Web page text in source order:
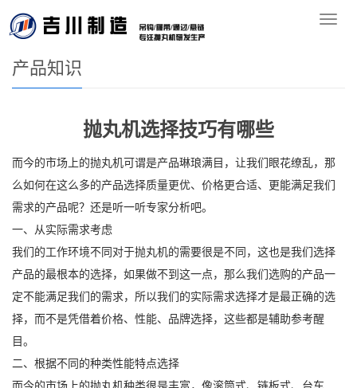
导
您的位置：首页>>产品知识
产品知识
抛丸机选择技巧有哪些
而今的市场上的抛丸机可谓是产品琳琅满目，让我们眼花缭乱，那
么如何在这么多的产品选择质量更优、价格更合适、更能满足我们
需求的产品呢？还是听一听专家分析吧。
一、从实际需求考虑
我们的工作环境不同对于抛丸机的需要很是不同，这也是我们选择
产品的最根本的选择，如果做不到这一点，那么我们选购的产品一
定不能满足我们的需求，所以我们的实际需求选择才是最正确的选
择，而不是凭借着价格、性能、品牌选择，这些都是辅助参考醒
目。
二、根据不同的种类性能特点选择